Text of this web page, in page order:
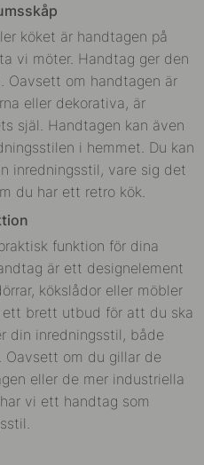
köket är handtagen på
vi möter. Handtag ger den
Oavsett om handtagen är
eller dekorativa, är
själ. Handtagen kan även
i hemmet. Du kan
inredningsstil, vare sig det
du har ett retro kök.
funktion för dina
är ett designelement
kökslådor eller möbler
brett utbud för att du ska
din inredningsstil, både
Oavsett om du gillar de
eller de mer industriella
vi ett handtag som